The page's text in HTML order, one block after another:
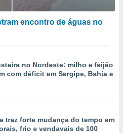
encontro de águas no
no Nordeste: milho e feijão
com déficit em Sergipe, Bahia e
traz forte mudança do tempo em
frio e vendavais de 100